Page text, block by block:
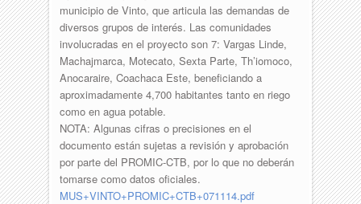
municipio de Vinto, que articula las demandas de
diversos grupos de interés. Las comunidades
involucradas en el proyecto son 7: Vargas Linde,
Machajmarca, Motecato, Sexta Parte, Th’iomoco,
Anocaraire, Coachaca Este, beneficiando a
aproximadamente 4,700 habitantes tanto en riego
como en agua potable.
NOTA: Algunas cifras o precisiones en el
documento están sujetas a revisión y aprobación
por parte del PROMIC-CTB, por lo que no deberán
tomarse como datos oficiales.
MUS+VINTO+PROMIC+CTB+071114.pdf